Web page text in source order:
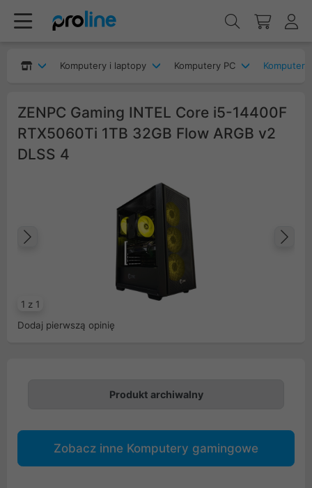
Komputery i laptopy Komputery PC
ZENPC Gaming INTEL Core i5-14400F
RTX5060Ti 1TB 32GB Flow ARGB v2
DLSS 4
1 z 1
Poprzedni
Dodaj pierwszą opinię
Produkt archiwalny
Zobacz inne Komputery gamingowe